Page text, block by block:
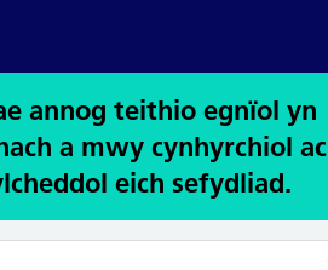
annog teithio egnïol yn
a mwy cynhyrchiol ac
eich sefydliad.